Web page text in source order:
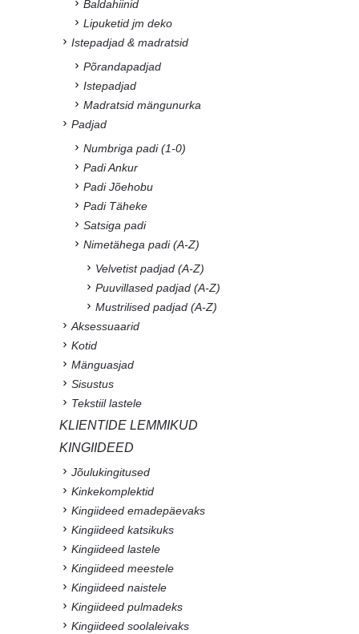
Baldahiinid
Lipuketid jm deko
Istepadjad & madratsid
Põrandapadjad
Istepadjad
Madratsid mängunurka
Padjad
Numbriga padi (1-0)
Padi Ankur
Padi Jõehobu
Padi Täheke
Satsiga padi
Nimetähega padi (A-Z)
Velvetist padjad (A-Z)
Puuvillased padjad (A-Z)
Mustrilised padjad (A-Z)
Aksessuaarid
Kotid
Mänguasjad
Sisustus
Tekstiil lastele
KLIENTIDE LEMMIKUD
KINGIIDEED
Jõulukingitused
Kinkekomplektid
Kingiideed emadepäevaks
Kingiideed katsikuks
Kingiideed lastele
Kingiideed meestele
Kingiideed naistele
Kingiideed pulmadeks
Kingiideed soolaleivaks